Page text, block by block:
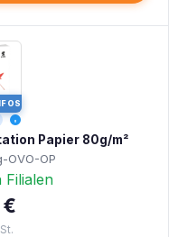
Papier 80g/m²
OVO-OP